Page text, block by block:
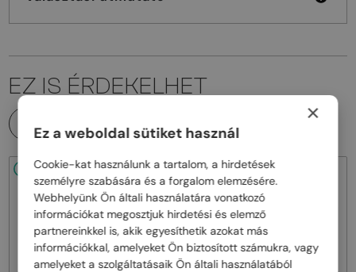
EZ IS ÉRDEKELHET
48/72 48/72
×
Ez a weboldal sütiket használ
Cookie-kat használunk a tartalom, a hirdetések
személyre szabására és a forgalom elemzésére.
Webhelyünk Ön általi használatára vonatkozó
információkat megosztjuk hirdetési és elemző
partnereinkkel is, akik egyesíthetik azokat más
információkkal, amelyeket Ön biztosított számukra, vagy
amelyeket a szolgáltatásaik Ön általi használatából